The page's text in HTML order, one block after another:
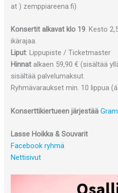
at ) zemppiareena.fi)
Konsertit alkavat klo 19. Kesto
ikärajaa.
Liput: Lippupiste / Ticketmaster
Hinnat alkaen 59,90 € (sisältää
sisältää palvelumaksut.
Ryhmävaraukset min. 10 lippua
Konserttikiertueen järjestää
Lasse Hoikka & Souvarit
Facebook ryhmä
Nettisivut